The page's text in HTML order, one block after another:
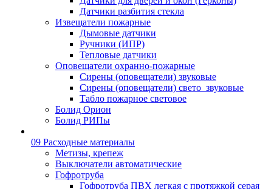
Датчики разбития стекла
Извещатели пожарные
Дымовые датчики
Ручники (ИПР)
Тепловые датчики
Оповещатели охранно-пожарные
Сирены (оповещатели) звуковые
Сирены (оповещатели) свето_звуковые
Табло пожарное световое
Болид Орион
Болид РИПы
09 Расходные материалы
Метизы, крепеж
Выключатели автоматические
Гофротруба
Гофротруба ПВХ легкая с протяжкой серая